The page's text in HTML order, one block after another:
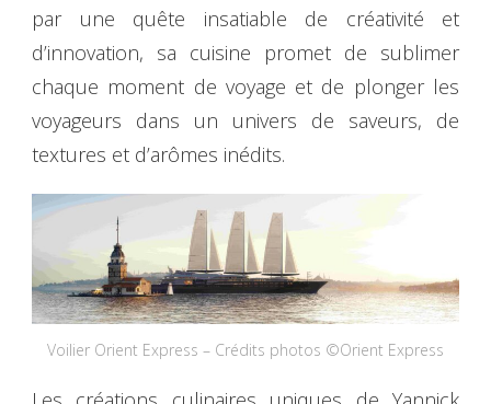
par une quête insatiable de créativité et
d’innovation, sa cuisine promet de sublimer
chaque moment de voyage et de plonger les
voyageurs dans un univers de saveurs, de
textures et d’arômes inédits.
Voilier Orient Express – Crédits photos ©Orient Express